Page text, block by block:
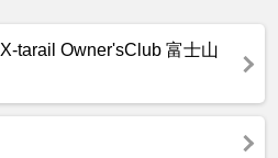
tarail Owner'sClub 富士山